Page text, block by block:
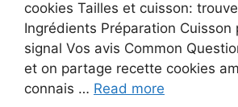
cookies Tailles et cuisson:
Ingrédients Préparation
signal Vos avis Common
et on partage recette cookies
connais … Read more